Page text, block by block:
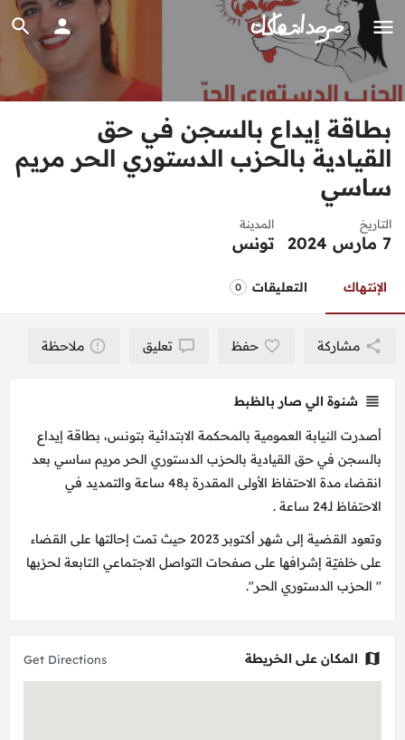
بطاقة إيداع بالسجن في حق
القيادية بالحزب الدستوري الحر مريم
ساسي
التاريخ
7 مارس 2024
المدينة
تونس
الإنتهاك التعليقات 0
مشاركة حفظ تعليق ملاحظة
شنوة الي صار بالظبط
أصدرت النيابة العمومية بالمحكمة الابتدائية بتونس، بطاقة إيداع
بالسجن في حق القيادية بالحزب الدستوري الحر مريم ساسي بعد
انقضاء مدة الاحتفاظ الأولى المقدرة بـ48 ساعة والتمديد في
الاحتفاظ لـ24 ساعة .
وتعود القضية إلى شهر أكتوبر 2023 حيث تمت إحالتها على القضاء
على خلفيّة إشرافها على صفحات التواصل الاجتماعي التابعة لحزبها
" الحزب الدستوري الحر".
المكان على الخريطة Get Directions